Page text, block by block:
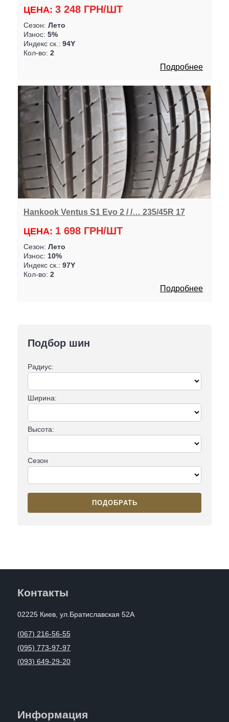
Подбор шин
Радиус:
Ширина:
Высота:
Сезон
ПОДОБРАТЬ
ЦЕНА: 3 248 ГРН/ШТ
Сезон: Лето
Износ: 5%
Индекс ск.: 94Y
Кол-во: 2
Подробнее
Hankook Ventus S1 Evo 2 / /… 235/45R 17
ЦЕНА: 1 698 ГРН/ШТ
Сезон: Лето
Износ: 10%
Индекс ск.: 97Y
Кол-во: 2
Подробнее
Контакты
02225 Киев, ул.Братиславская 52А
(067) 216-56-55
(095) 773-97-97
(093) 649-29-20
Информация